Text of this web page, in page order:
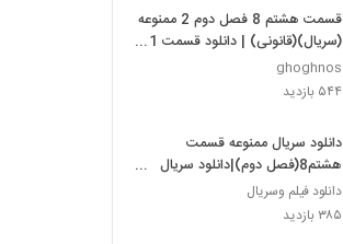
قسمت هشتم 8 فصل دوم 2 ممنوعه
(سریال)(قانونی) | دانلود قسمت 21
بیست و یکم ممنوعه
ghoghnos
۵۴۴ بازدید
دانلود سریال ممنوعه قسمت
هشتم8(فصل دوم)|دانلود سریال
ممنوعه قسمت بیست ویکم فصل
دوم(کامل*)(قانونی)(رایگان)(با لینک
مستقیم)
دانلود فیلم وسریال
۳۸۵ بازدید